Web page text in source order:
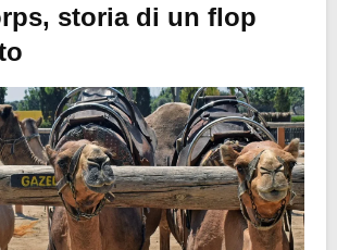
storia di un flop